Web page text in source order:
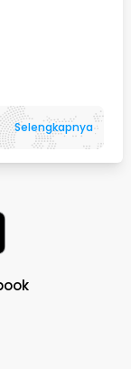
Selengkapnya